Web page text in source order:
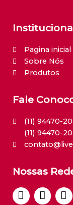
Pagina inicial
Sobre Nós
Produtos
Fale
(11) 94470-
(11) 94470-
Nossas